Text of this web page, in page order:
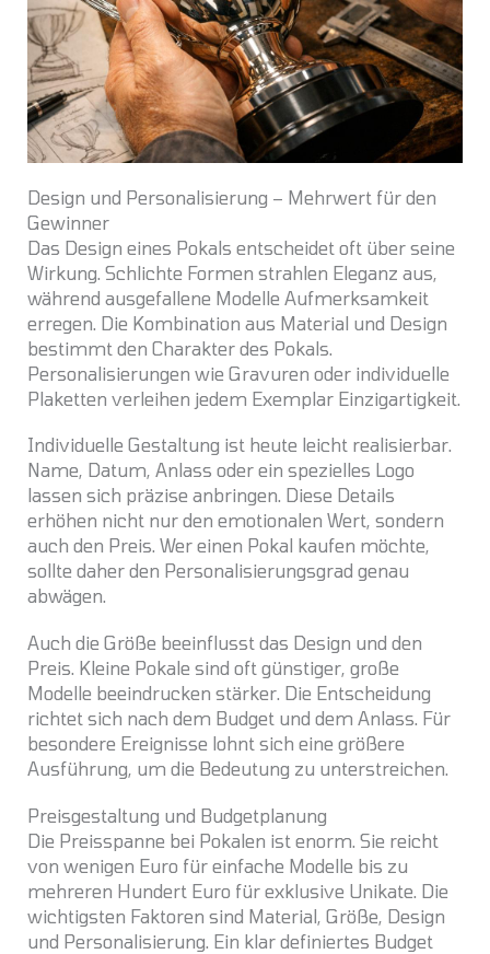
Design und Personalisierung – Mehrwert für den
Gewinner
Das Design eines Pokals entscheidet oft über seine
Wirkung. Schlichte Formen strahlen Eleganz aus,
während ausgefallene Modelle Aufmerksamkeit
erregen. Die Kombination aus Material und Design
bestimmt den Charakter des Pokals.
Personalisierungen wie Gravuren oder individuelle
Plaketten verleihen jedem Exemplar Einzigartigkeit.
Individuelle Gestaltung ist heute leicht realisierbar.
Name, Datum, Anlass oder ein spezielles Logo
lassen sich präzise anbringen. Diese Details
erhöhen nicht nur den emotionalen Wert, sondern
auch den Preis. Wer einen Pokal kaufen möchte,
sollte daher den Personalisierungsgrad genau
abwägen.
Auch die Größe beeinflusst das Design und den
Preis. Kleine Pokale sind oft günstiger, große
Modelle beeindrucken stärker. Die Entscheidung
richtet sich nach dem Budget und dem Anlass. Für
besondere Ereignisse lohnt sich eine größere
Ausführung, um die Bedeutung zu unterstreichen.
Preisgestaltung und Budgetplanung
Die Preisspanne bei Pokalen ist enorm. Sie reicht
von wenigen Euro für einfache Modelle bis zu
mehreren Hundert Euro für exklusive Unikate. Die
wichtigsten Faktoren sind Material, Größe, Design
und Personalisierung. Ein klar definiertes Budget